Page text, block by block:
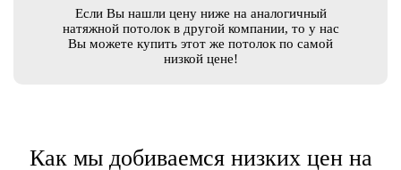
Если Вы нашли цену ниже на аналогичный
натяжной потолок в другой компании, то у нас
Вы можете купить этот же потолок по самой
низкой цене!
Как мы добиваемся низких цен на